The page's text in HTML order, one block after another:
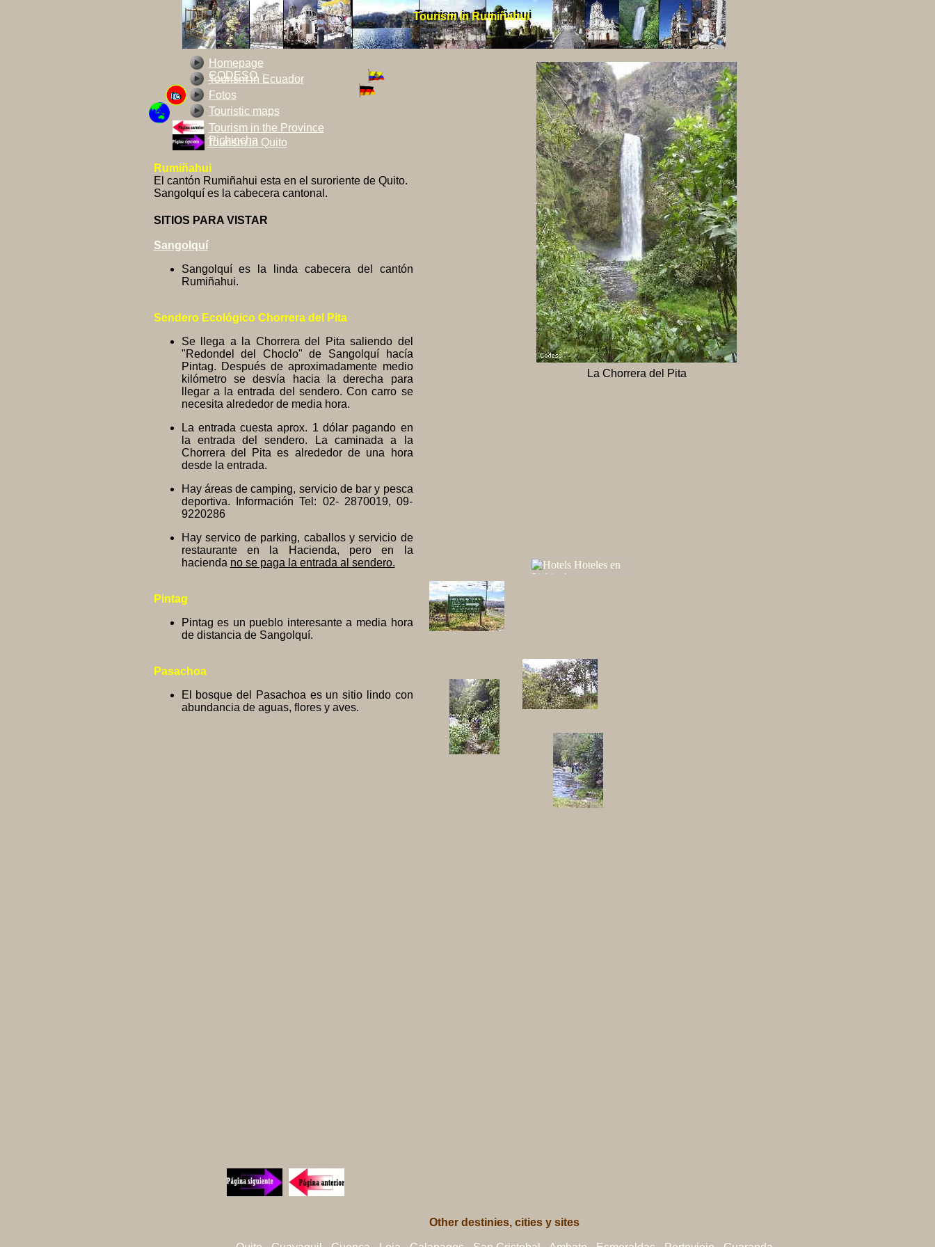
Homepage
CODESO
Tourism in Ecuador
Touristic maps
Fotos
Tourism in Quito
Tourism in the Province
Pichincha
Rumiñahui
El cantón Rumiñahui esta en el suroriente de Quito.
Sangolquí es la cabecera cantonal.
SITIOS PARA VISTAR
Sangolquí
Sangolquí es la linda cabecera del cantón
Rumiñahui.
Sendero Ecológico Chorrera del Pita
Se llega a la Chorrera del Pita saliendo del
"Redondel del Choclo" de Sangolquí hacía
Pintag. Después de aproximadamente medio
kilómetro se desvía hacia la derecha para
llegar a la entrada del sendero. Con carro se
necesita alrededor de media hora.
La entrada cuesta aprox. 1 dólar pagando en
la entrada del sendero. La caminada a la
Chorrera del Pita es alrededor de una hora
desde la entrada.
Hay áreas de camping, servicio de bar y pesca
deportiva. Información Tel: 02- 2870019, 09-
9220286
Hay servico de parking, caballos y servicio de
restaurante en la Hacienda, pero en la
hacienda no se paga la entrada al sendero.
Pintag
Pintag es un pueblo interesante a media hora
de distancia de Sangolquí.
Pasachoa
El bosque del Pasachoa es un sitio lindo con
abundancia de aguas, flores y aves.
Tourism in Rumiñahui
Tourism in Rumiñahui
La Chorrera del Pita
Other destinies, cities y sites